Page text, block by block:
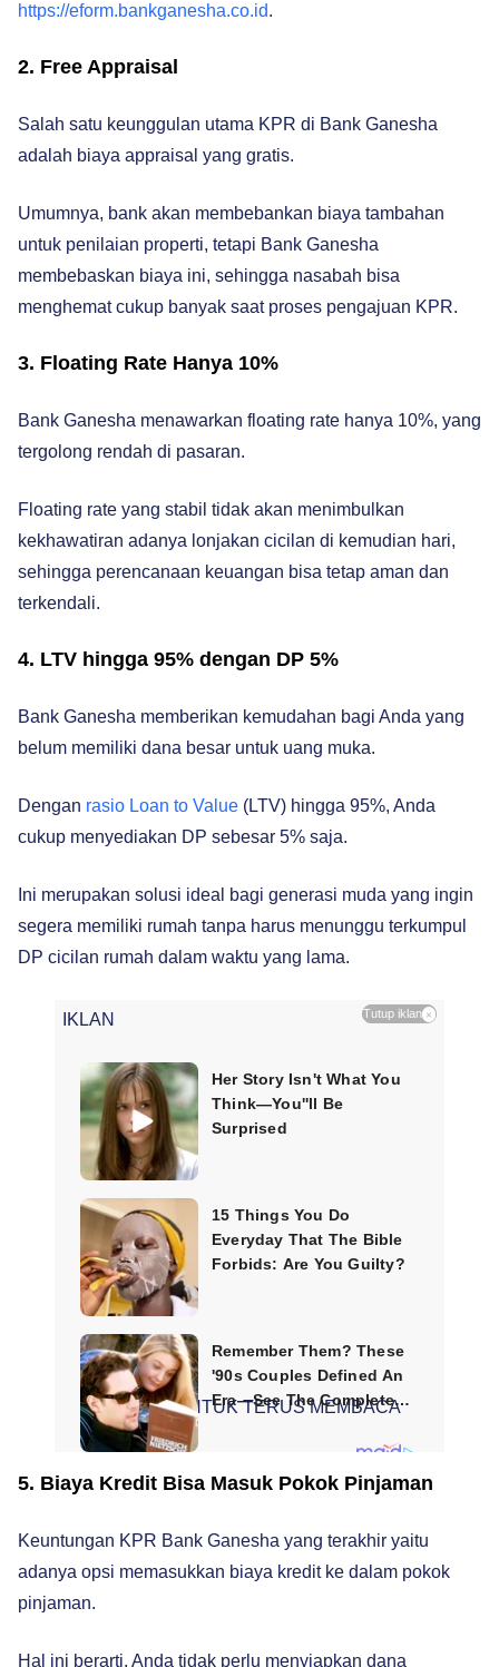
https://eform.bankganesha.co.id.
2. Free Appraisal
Salah satu keunggulan utama KPR di Bank Ganesha
adalah biaya appraisal yang gratis.
Umumnya, bank akan membebankan biaya tambahan
untuk penilaian properti, tetapi Bank Ganesha
membebaskan biaya ini, sehingga nasabah bisa
menghemat cukup banyak saat proses pengajuan KPR.
3. Floating Rate Hanya 10%
Bank Ganesha menawarkan floating rate hanya 10%, yang
tergolong rendah di pasaran.
Floating rate yang stabil tidak akan menimbulkan
kekhawatiran adanya lonjakan cicilan di kemudian hari,
sehingga perencanaan keuangan bisa tetap aman dan
terkendali.
4. LTV hingga 95% dengan DP 5%
Bank Ganesha memberikan kemudahan bagi Anda yang
belum memiliki dana besar untuk uang muka.
Dengan rasio Loan to Value (LTV) hingga 95%, Anda
cukup menyediakan DP sebesar 5% saja.
Ini merupakan solusi ideal bagi generasi muda yang ingin
segera memiliki rumah tanpa harus menunggu terkumpul
DP cicilan rumah dalam waktu yang lama.
IKLAN Tutup iklan ×
SCROLL UNTUK TERUS MEMBACA
5. Biaya Kredit Bisa Masuk Pokok Pinjaman
Keuntungan KPR Bank Ganesha yang terakhir yaitu
adanya opsi memasukkan biaya kredit ke dalam pokok
pinjaman.
Hal ini berarti, Anda tidak perlu menyiapkan dana